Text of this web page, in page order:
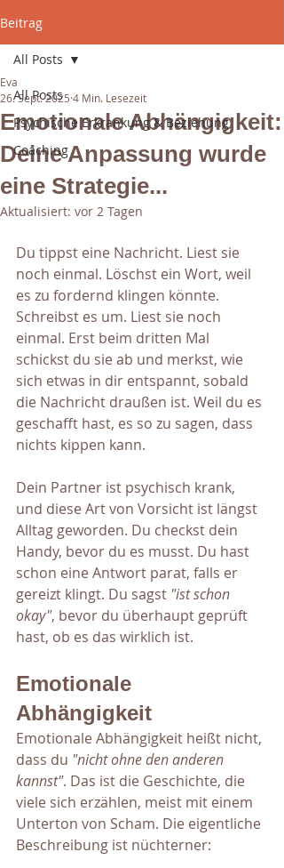
Beitrag
All Posts
Psychische Erkrankung & Beziehung
Coaching
All Posts
Emotionale Abhängigkeit:
Deine Anpassung wurde
eine Strategie...
Eva
26. Sept. 2025 4 Min. Lesezeit
Aktualisiert: vor 2 Tagen
Du tippst eine Nachricht. Liest sie
noch einmal. Löschst ein Wort, weil
es zu fordernd klingen könnte.
Schreibst es um. Liest sie noch
einmal. Erst beim dritten Mal
schickst du sie ab und merkst, wie
sich etwas in dir entspannt, sobald
die Nachricht draußen ist. Weil du es
geschafft hast, es so zu sagen, dass
nichts kippen kann.
Dein Partner ist psychisch krank,
und diese Art von Vorsicht ist längst
Alltag geworden. Du checkst dein
Handy, bevor du es musst. Du hast
schon eine Antwort parat, falls er
gereizt klingt. Du sagst "ist schon
okay", bevor du überhaupt geprüft
hast, ob es das wirklich ist.
Emotionale
Abhängigkeit
Emotionale Abhängigkeit heißt nicht,
dass du "nicht ohne den anderen
kannst". Das ist die Geschichte, die
viele sich erzählen, meist mit einem
Unterton von Scham. Die eigentliche
Beschreibung ist nüchterner: